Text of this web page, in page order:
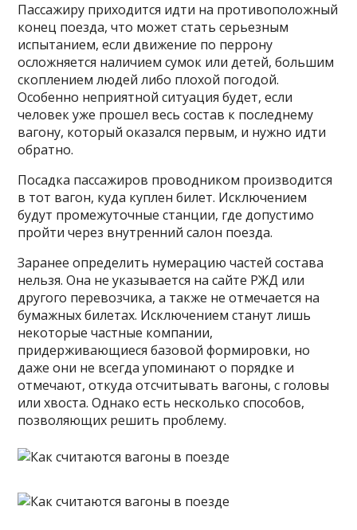
Пассажиру приходится идти на противоположный
конец поезда, что может стать серьезным
испытанием, если движение по перрону
осложняется наличием сумок или детей, большим
скоплением людей либо плохой погодой.
Особенно неприятной ситуация будет, если
человек уже прошел весь состав к последнему
вагону, который оказался первым, и нужно идти
обратно.
Посадка пассажиров проводником производится
в тот вагон, куда куплен билет. Исключением
будут промежуточные станции, где допустимо
пройти через внутренний салон поезда.
Заранее определить нумерацию частей состава
нельзя. Она не указывается на сайте РЖД или
другого перевозчика, а также не отмечается на
бумажных билетах. Исключением станут лишь
некоторые частные компании,
придерживающиеся базовой формировки, но
даже они не всегда упоминают о порядке и
отмечают, откуда отсчитывать вагоны, с головы
или хвоста. Однако есть несколько способов,
позволяющих решить проблему.